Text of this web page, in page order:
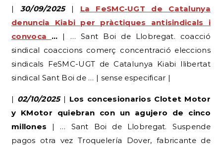
| 30/09/2025| La FeSMC-UGT de Catalunya
denuncia Kiabi per pràctiques antisindicals i
convoca … | … Sant Boi de Llobregat. coacció
sindical coaccions comerç concentració eleccions
sindicals FeSMC-UGT de Catalunya Kiabi llibertat
sindical Sant Boi de … | sense especificar |
| 02/10/2025| Los concesionarios Clotet Motor
y KMotor quiebran con un agujero de cinco
millones | … Sant Boi de Llobregat. Suspende
pagos otra vez Troquelería Dover, fabricante de